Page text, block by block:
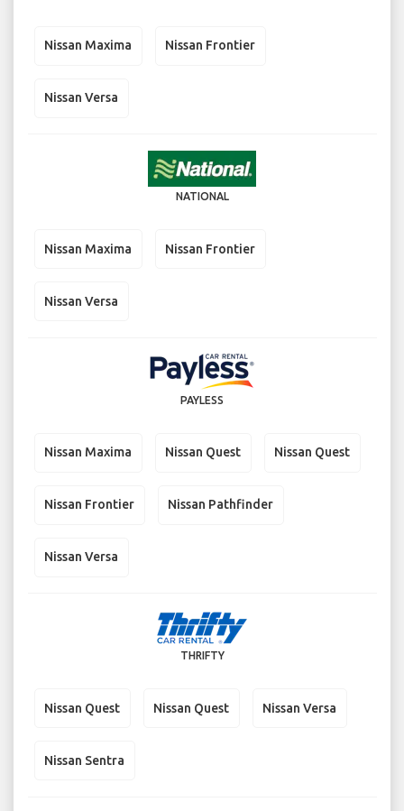
Nissan Maxima Nissan Frontier
Nissan Versa
NATIONAL
Nissan Maxima Nissan Frontier
Nissan Versa
PAYLESS
Nissan Maxima Nissan Quest Nissan Quest
Nissan Frontier Nissan Pathfinder
Nissan Versa
THRIFTY
Nissan Quest Nissan Quest Nissan Versa
Nissan Sentra